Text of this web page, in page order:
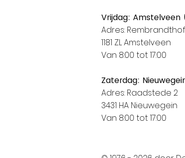
Vrijdag:
Adres: Rembrandthof
1181 ZL Amstelveen
Van 8:00 tot 17:00
Zaterdag:
Adres: Raadstede 2
3431 HA Nieuwegein
Van 8:00 tot 17:00